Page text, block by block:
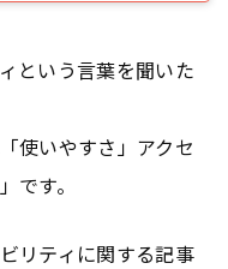
という言葉を聞いた
使いやすさ」アクセ
です。
リティに関する記事